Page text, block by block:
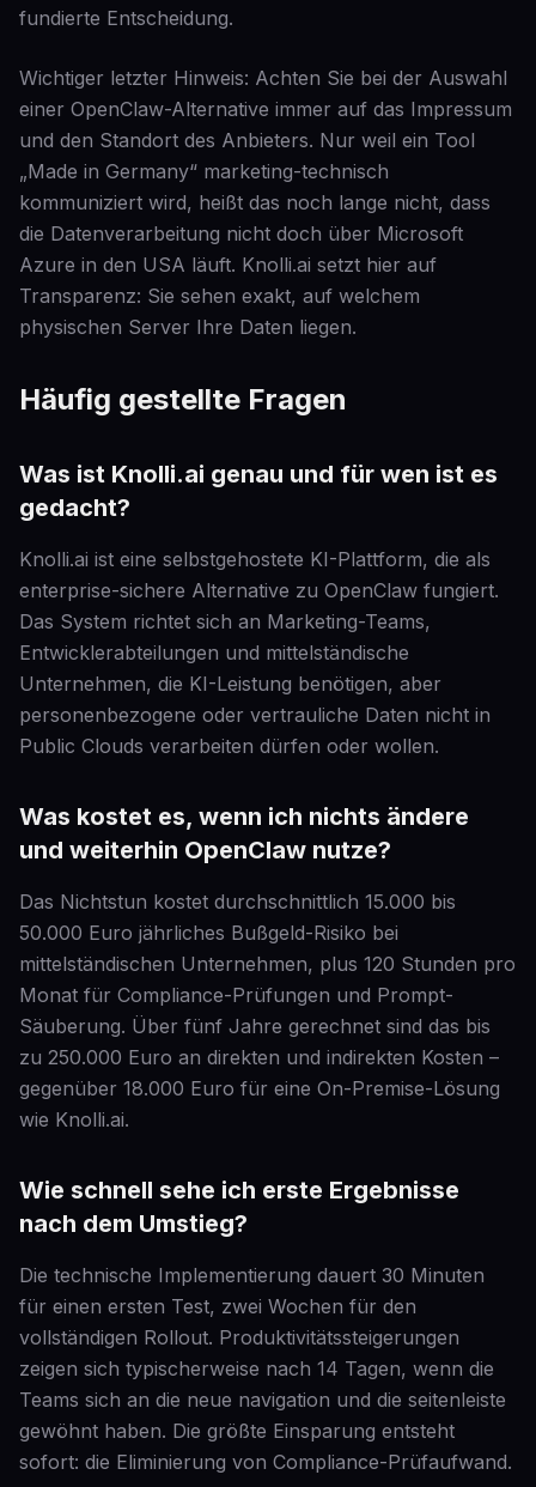
fundierte Entscheidung.
Wichtiger letzter Hinweis: Achten Sie bei der Auswahl
einer OpenClaw-Alternative immer auf das Impressum
und den Standort des Anbieters. Nur weil ein Tool
„Made in Germany“ marketing-technisch
kommuniziert wird, heißt das noch lange nicht, dass
die Datenverarbeitung nicht doch über Microsoft
Azure in den USA läuft. Knolli.ai setzt hier auf
Transparenz: Sie sehen exakt, auf welchem
physischen Server Ihre Daten liegen.
Häufig gestellte Fragen
Was ist Knolli.ai genau und für wen ist es
gedacht?
Knolli.ai ist eine selbstgehostete KI-Plattform, die als
enterprise-sichere Alternative zu OpenClaw fungiert.
Das System richtet sich an Marketing-Teams,
Entwicklerabteilungen und mittelständische
Unternehmen, die KI-Leistung benötigen, aber
personenbezogene oder vertrauliche Daten nicht in
Public Clouds verarbeiten dürfen oder wollen.
Was kostet es, wenn ich nichts ändere
und weiterhin OpenClaw nutze?
Das Nichtstun kostet durchschnittlich 15.000 bis
50.000 Euro jährliches Bußgeld-Risiko bei
mittelständischen Unternehmen, plus 120 Stunden pro
Monat für Compliance-Prüfungen und Prompt-
Säuberung. Über fünf Jahre gerechnet sind das bis
zu 250.000 Euro an direkten und indirekten Kosten –
gegenüber 18.000 Euro für eine On-Premise-Lösung
wie Knolli.ai.
Wie schnell sehe ich erste Ergebnisse
nach dem Umstieg?
Die technische Implementierung dauert 30 Minuten
für einen ersten Test, zwei Wochen für den
vollständigen Rollout. Produktivitätssteigerungen
zeigen sich typischerweise nach 14 Tagen, wenn die
Teams sich an die neue navigation und die seitenleiste
gewöhnt haben. Die größte Einsparung entsteht
sofort: die Eliminierung von Compliance-Prüfaufwand.